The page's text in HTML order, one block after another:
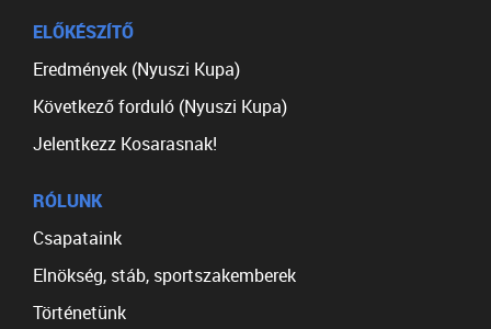
ELŐKÉSZÍTŐ
Eredmények (Nyuszi Kupa)
Következő forduló (Nyuszi Kupa)
Jelentkezz Kosarasnak!
RÓLUNK
Csapataink
Elnökség, stáb, sportszakemberek
Történetünk